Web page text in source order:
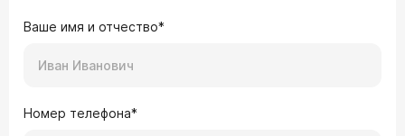
Ваше имя и отчество*
Номер телефона*